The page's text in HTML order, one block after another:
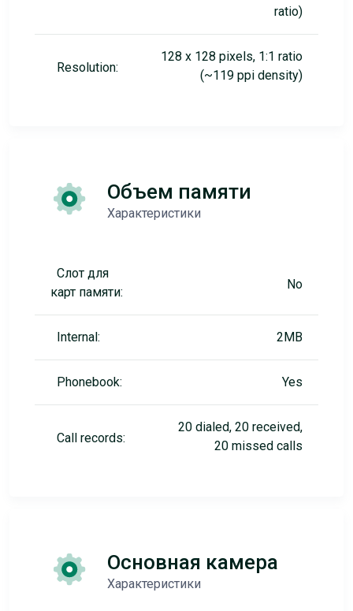
ratio)
Resolution:
128 x 128 pixels, 1:1 ratio
(~119 ppi density)
Объем памяти
Характеристики
Слот для
карт памяти:
No
Internal: 2MB
Phonebook: Yes
Call records:
20 dialed, 20 received,
20 missed calls
Основная камера
Характеристики